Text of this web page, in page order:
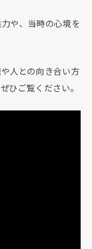
や、当時の心境を
人との向き合い方
ひご覧ください。